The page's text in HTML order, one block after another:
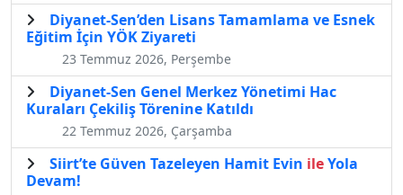
Diyanet-Sen’den Lisans Tamamlama ve Esnek
Eğitim İçin YÖK Ziyareti
23 Temmuz 2026, Perşembe
Diyanet-Sen Genel Merkez Yönetimi Hac
Kuraları Çekiliş Törenine Katıldı
22 Temmuz 2026, Çarşamba
Siirt’te Güven Tazeleyen Hamit Evin ileYola
Devam!